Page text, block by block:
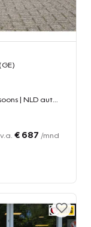
€ 687 /mnd